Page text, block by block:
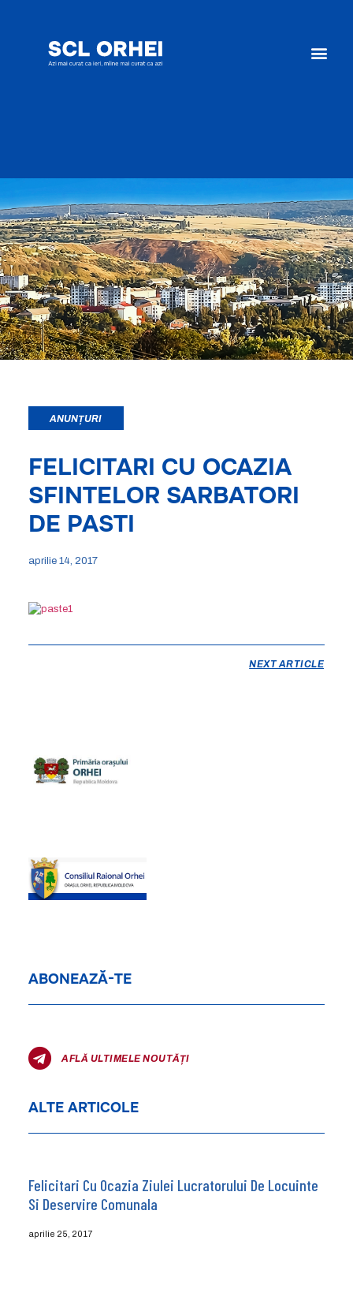
ANUNȚURI
FELICITARI CU OCAZIA
SFINTELOR SARBATORI
DE PASTI
aprilie 14, 2017
NEXT ARTICLE
ABONEAZĂ-TE
AFLĂ ULTIMELE NOUTĂȚI
ALTE ARTICOLE
Felicitari Cu Ocazia Ziulei Lucratorului De Locuinte
Si Deservire Comunala
aprilie 25, 2017